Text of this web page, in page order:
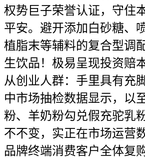
权势巨子荣誉认证，守住
平安。避开添加白砂糖、
植脂末等辅料的复合型调
生饮品！极易呈现投资赔
从创业人群：手里具有充
中市场抽检数据显示，以
粉、羊奶粉勾兑假充驼乳
不不变，实正在市场运营
品牌终端消费客户全体复